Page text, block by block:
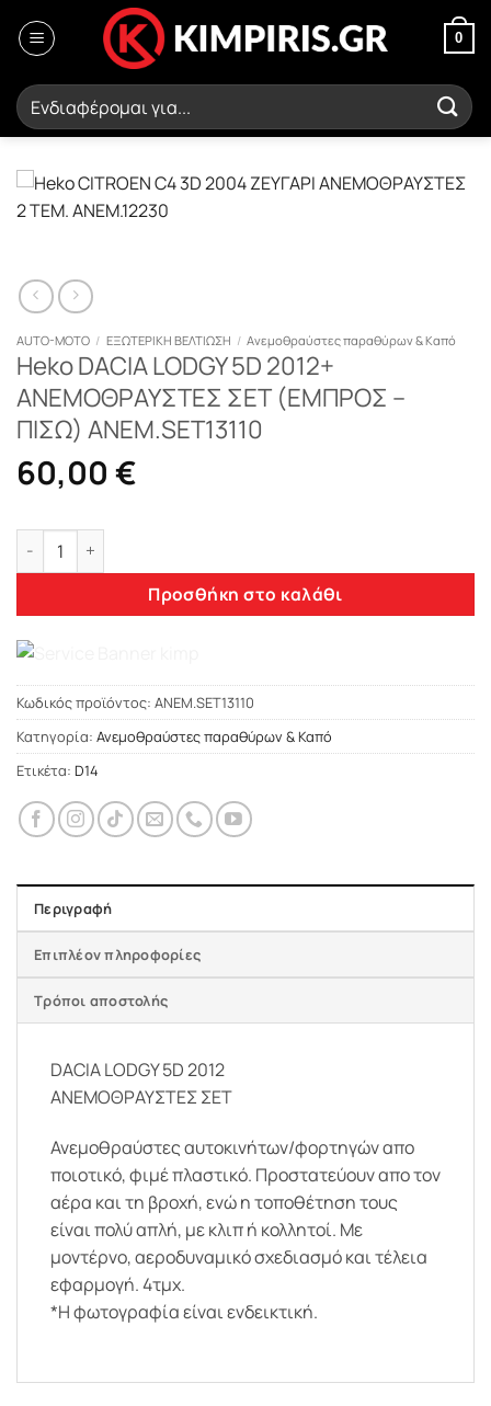
στο
0
Αναζήτηση
για:
AUTO-MOTO / ΕΞΩΤΕΡΙΚΗ ΒΕΛΤΙΩΣΗ / Ανεμοθραύστες παραθύρων & Καπό
Heko DACIA LODGY 5D 2012+
ΑΝΕΜΟΘΡΑΥΣΤΕΣ ΣΕΤ (ΕΜΠΡΟΣ –
ΠΙΣΩ) ΑΝΕΜ.SET13110
60,00 €
Heko DACIA LODGY 5D 2012+ ΑΝΕΜΟΘΡΑΥΣΤΕΣ ΣΕΤ (ΕΜΠΡΟΣ
Προσθήκη στο καλάθι
Κωδικός προϊόντος: ΑΝΕΜ.SET13110
Κατηγορία: Ανεμοθραύστες παραθύρων & Καπό
Ετικέτα: D14
Περιγραφή
Επιπλέον πληροφορίες
Τρόποι αποστολής
DACIA LODGY 5D 2012
ΑΝΕΜΟΘΡΑΥΣΤΕΣ ΣΕΤ
Ανεμοθραύστες αυτοκινήτων/φορτηγών απο
ποιοτικό, φιμέ πλαστικό. Προστατεύουν απο τον
αέρα και τη βροχή, ενώ η τοποθέτηση τους
είναι πολύ απλή, με κλιπ ή κολλητοί. Με
μοντέρνο, αεροδυναμικό σχεδιασμό και τέλεια
εφαρμογή. 4τμχ.
*Η φωτογραφία είναι ενδεικτική.